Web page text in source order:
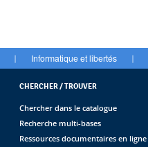
| Informatique et libertés |
CHERCHER / TROUVER
Chercher dans le catalogue
Recherche multi-bases
Ressources documentaires en ligne